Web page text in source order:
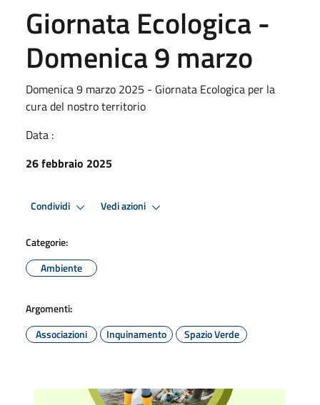
Giornata Ecologica -
Domenica 9 marzo
Domenica 9 marzo 2025 - Giornata Ecologica per la
cura del nostro territorio
Data :
26 febbraio 2025
Condividi Vedi azioni
Categorie:
Ambiente
Argomenti:
Associazioni
Inquinamento Spazio Verde